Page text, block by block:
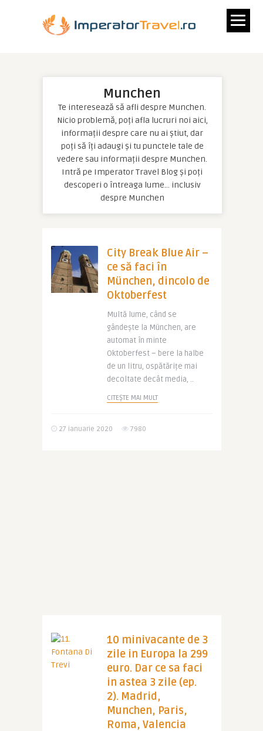
Munchen
Te interesează să afli despre Munchen.
Nicio problemă, poți afla lucruri noi aici,
informații despre care nu ai știut, dar
poți să îți adaugi și tu punctele tale de
vedere sau informații despre Munchen.
Intră pe Imperator Travel Blog și poți
descoperi o întreaga lume… inclusiv
despre Munchen
City Break Blue Air –
ce să faci în
München, dincolo de
Oktoberfest
Multă lume, când se
gândește la München, are
automat în minte
Oktoberfest – bere la halbe
de un litru, ospătărițe mai
decoltate decât media, ..
CITEȘTE MAI MULT
27 ianuarie 2020 7980
10 minivacante de 3
zile in Europa la 299
euro. Dar ce sa faci
in astea 3 zile (ep.
2). Madrid,
Munchen, Paris,
Roma, Valencia